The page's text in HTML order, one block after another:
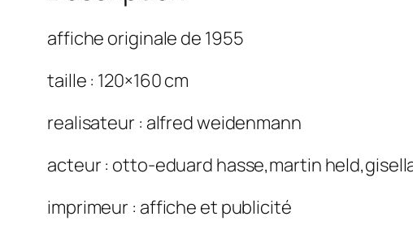
affiche originale de 1955
taille : 120×160 cm
realisateur : alfred weidenmann
acteur : otto-eduard hasse,martin
imprimeur : affiche et publicité